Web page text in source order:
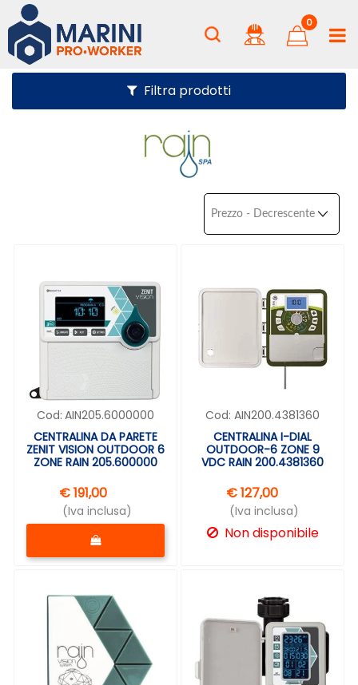
0
Filtra prodotti
Cod: AIN205.6000000
CENTRALINA DA PARETE
ZENIT VISION OUTDOOR 6
ZONE RAIN 205.600000
€ 191,00
(Iva inclusa)
Quantità
Cod: AIN200.4381360
CENTRALINA I-DIAL
OUTDOOR-6 ZONE 9
VDC RAIN 200.4381360
€ 127,00
(Iva inclusa)
Non disponibile